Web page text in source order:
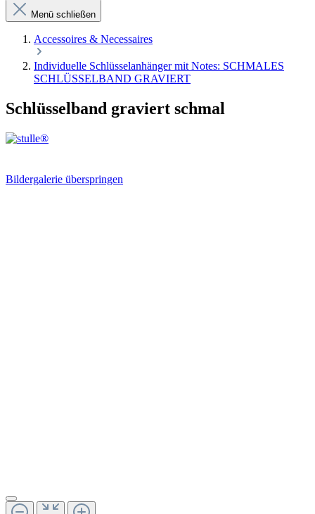
Menü schließen
Accessoires & Necessaires
Individuelle Schlüsselanhänger mit Notes: SCHMALES
SCHLÜSSELBAND GRAVIERT
Schlüsselband graviert schmal
Bildergalerie überspringen